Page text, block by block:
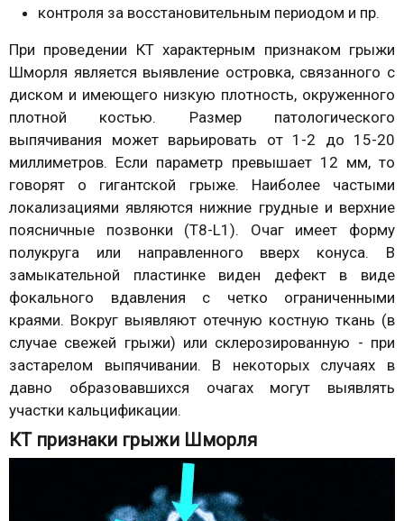
контроля за восстановительным периодом и пр.
При проведении КТ характерным признаком грыжи
Шморля является выявление островка, связанного с
диском и имеющего низкую плотность, окруженного
плотной костью. Размер патологического
выпячивания может варьировать от 1-2 до 15-20
миллиметров. Если параметр превышает 12 мм, то
говорят о гигантской грыже. Наиболее частыми
локализациями являются нижние грудные и верхние
поясничные позвонки (Т8-L1). Очаг имеет форму
полукруга или направленного вверх конуса. В
замыкательной пластинке виден дефект в виде
фокального вдавления с четко ограниченными
краями. Вокруг выявляют отечную костную ткань (в
случае свежей грыжи) или склерозированную - при
застарелом выпячивании. В некоторых случаях в
давно образовавшихся очагах могут выявлять
участки кальцификации.
КТ признаки грыжи Шморля